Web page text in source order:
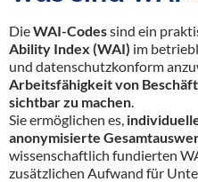
DieWAI-Codessind ein
Ability Index (WAI) im
und datenschutzkonform
Arbeitsfähigkeit von
sichtbar zu machen.
Sie ermöglichen es,
anonymisierte
wissenschaftlich fundierten
zusätzlichen Aufwand für